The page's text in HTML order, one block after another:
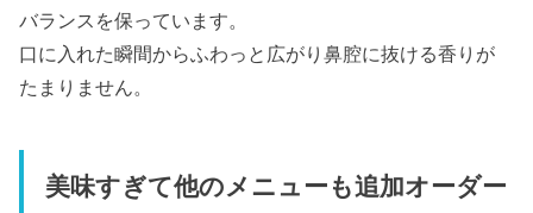
バランスを保っています。
口に入れた瞬間からふわっと広がり鼻腔に抜ける香りが
たまりません。
美味すぎて他のメニューも追加オーダー